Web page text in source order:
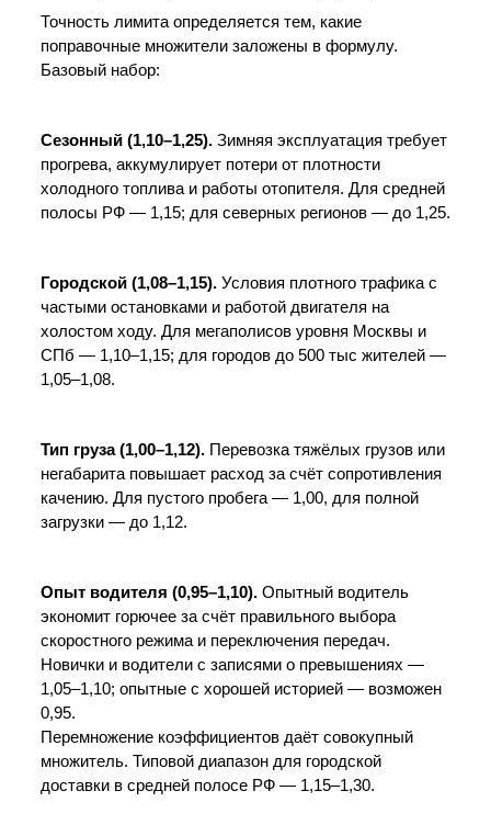
Точность лимита определяется тем, какие
поправочные множители заложены в формулу.
Базовый набор:
Сезонный (1,10–1,25). Зимняя эксплуатация требует
прогрева, аккумулирует потери от плотности
холодного топлива и работы отопителя. Для средней
полосы РФ — 1,15; для северных регионов — до 1,25.
Городской (1,08–1,15). Условия плотного трафика с
частыми остановками и работой двигателя на
холостом ходу. Для мегаполисов уровня Москвы и
СПб — 1,10–1,15; для городов до 500 тыс жителей —
1,05–1,08.
Тип груза (1,00–1,12). Перевозка тяжёлых грузов или
негабарита повышает расход за счёт сопротивления
качению. Для пустого пробега — 1,00, для полной
загрузки — до 1,12.
Опыт водителя (0,95–1,10). Опытный водитель
экономит горючее за счёт правильного выбора
скоростного режима и переключения передач.
Новички и водители с записями о превышениях —
1,05–1,10; опытные с хорошей историей — возможен
0,95.
Перемножение коэффициентов даёт совокупный
множитель. Типовой диапазон для городской
доставки в средней полосе РФ — 1,15–1,30.